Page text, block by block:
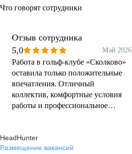
Что говорят сотрудники
Отзыв сотрудника
5,0
Май 2026
Работа в гольф-клубе «Сколково»
оставила только положительные
впечатления. Отличный
коллектив, комфортные условия
работы и профессиональное
развитие и поддерживают
высокий уровень сервиса.
HeadHunter
Размещение вакансий